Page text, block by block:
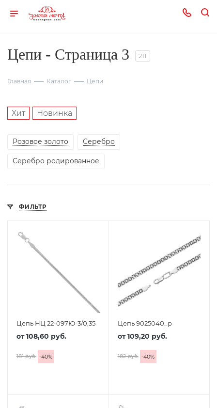
Цепи - Страница 3 211
Главная Каталог Цепи
Хит Новинка
Розовое золото Серебро
Серебро родированное
ФИЛЬТР
Цепь НЦ 22-097Ю-3/0,35
от108,60 руб.
181 руб. -40%
Цепь 9025040_р
от109,20 руб.
182 руб. -40%